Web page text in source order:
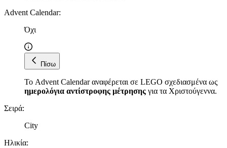
Advent Calendar:
Όχι
Πίσω
Το Advent Calendar αναφέρεται σε LEGO σχεδιασμένα ως
ημερολόγια αντίστροφης μέτρησης για τα Χριστούγεννα.
Σειρά:
City
Ηλικία: